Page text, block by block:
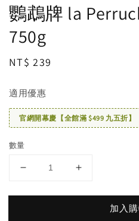
鸚鵡牌 la
750g
Regular
NT$ 239
適用優惠
官網開幕慶【全館滿 $499 九五折】
數量
加入